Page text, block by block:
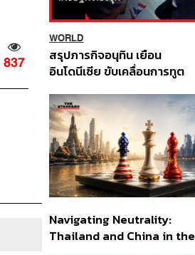
837
WORLD
สรุปภารกิจอนุทิน เยือน
อินโดนีเซีย ขับเคลื่อนการทูต
ส่วนยุทธศาสตร์ไทย –
อินโดนีเซีย
Navigating Neutrality:
Thailand and China in the